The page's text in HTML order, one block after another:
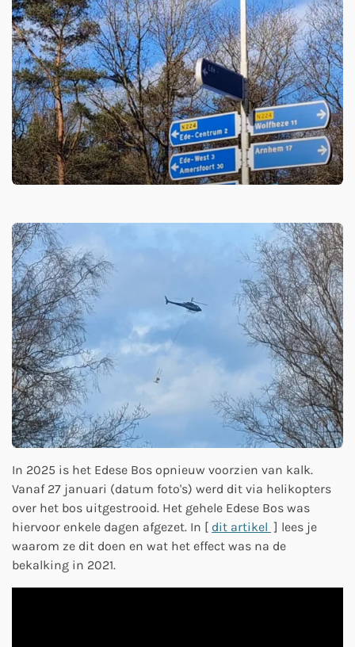
In 2025 is het Edese Bos opnieuw voorzien van kalk.
Vanaf 27 januari (datum foto's) werd dit via helikopters
over het bos uitgestrooid. Het gehele Edese Bos was
hiervoor enkele dagen afgezet. In [ dit artikel ] lees je
waarom ze dit doen en wat het effect was na de
bekalking in 2021.